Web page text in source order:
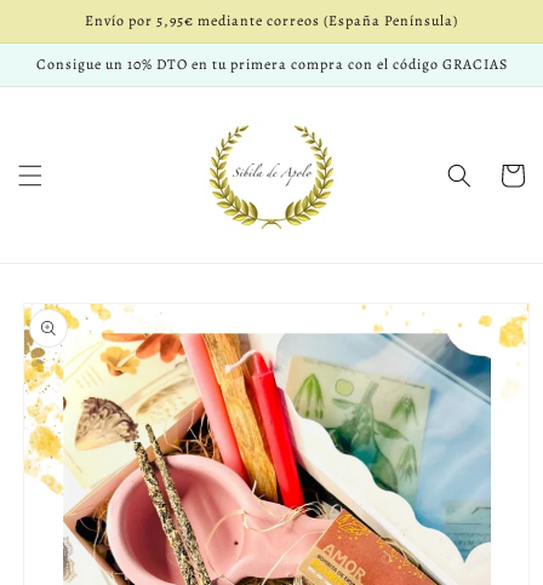
directamente
al contenido
Envío por 5,95€ mediante correos (España Península)
Consigue un 10% DTO en tu primera compra con el código GRACIAS
Carrito
directamente
a la
información
del producto